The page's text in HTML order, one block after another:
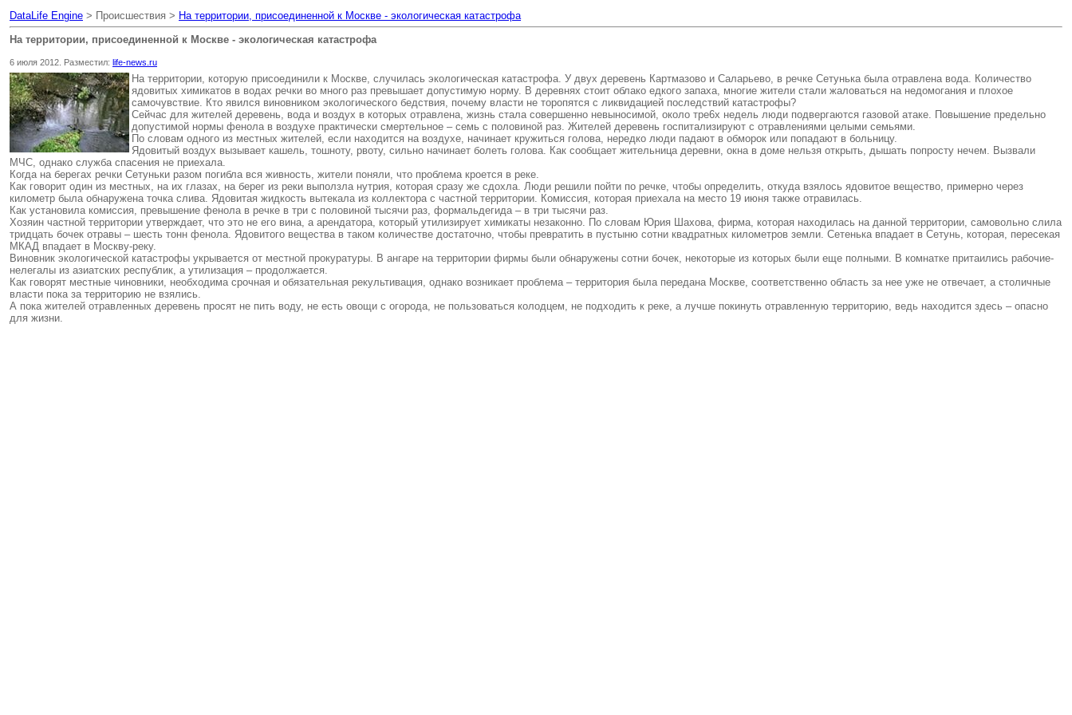
DataLife Engine > Происшествия > На территории, присоединенной к Москве - экологическая катастрофа
На территории, присоединенной к Москве - экологическая катастрофа
6 июля 2012. Разместил: life-news.ru
На территории, которую присоединили к Москве, случилась экологическая катастрофа. У двух деревень Картмазово и Саларьево, в речке Сетунька была отравлена вода. Количество
ядовитых химикатов в водах речки во много раз превышает допустимую норму. В деревнях стоит облако едкого запаха, многие жители стали жаловаться на недомогания и плохое
самочувствие. Кто явился виновником экологического бедствия, почему власти не торопятся с ликвидацией последствий катастрофы?
Сейчас для жителей деревень, вода и воздух в которых отравлена, жизнь стала совершенно невыносимой, около тре6х недель люди подвергаются газовой атаке. Повышение предельно
допустимой нормы фенола в воздухе практически смертельное – семь с половиной раз. Жителей деревень госпитализируют с отравлениями целыми семьями.
По словам одного из местных жителей, если находится на воздухе, начинает кружиться голова, нередко люди падают в обморок или попадают в больницу.
Ядовитый воздух вызывает кашель, тошноту, рвоту, сильно начинает болеть голова. Как сообщает жительница деревни, окна в доме нельзя открыть, дышать попросту нечем. Вызвали
МЧС, однако служба спасения не приехала.
Когда на берегах речки Сетуньки разом погибла вся живность, жители поняли, что проблема кроется в реке.
Как говорит один из местных, на их глазах, на берег из реки выползла нутрия, которая сразу же сдохла. Люди решили пойти по речке, чтобы определить, откуда взялось ядовитое вещество, примерно через
километр была обнаружена точка слива. Ядовитая жидкость вытекала из коллектора с частной территории. Комиссия, которая приехала на место 19 июня также отравилась.
Как установила комиссия, превышение фенола в речке в три с половиной тысячи раз, формальдегида – в три тысячи раз.
Хозяин частной территории утверждает, что это не его вина, а арендатора, который утилизирует химикаты незаконно. По словам Юрия Шахова, фирма, которая находилась на данной территории, самовольно слила
тридцать бочек отравы – шесть тонн фенола. Ядовитого вещества в таком количестве достаточно, чтобы превратить в пустыню сотни квадратных километров земли. Сетенька впадает в Сетунь, которая, пересекая
МКАД впадает в Москву-реку.
Виновник экологической катастрофы укрывается от местной прокуратуры. В ангаре на территории фирмы были обнаружены сотни бочек, некоторые из которых были еще полными. В комнатке притаились рабочие-
нелегалы из азиатских республик, а утилизация – продолжается.
Как говорят местные чиновники, необходима срочная и обязательная рекультивация, однако возникает проблема – территория была передана Москве, соответственно область за нее уже не отвечает, а столичные
власти пока за территорию не взялись.
А пока жителей отравленных деревень просят не пить воду, не есть овощи с огорода, не пользоваться колодцем, не подходить к реке, а лучше покинуть отравленную территорию, ведь находится здесь – опасно
для жизни.